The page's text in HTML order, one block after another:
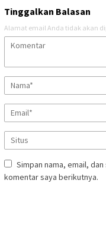
Tinggalkan Balasan
Alamat email Anda tidak akan
Simpan nama, email,
komentar saya berikutnya.